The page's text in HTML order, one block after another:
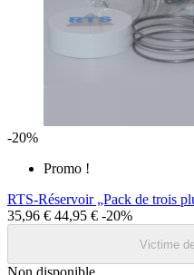
-20%
Promo !
RTS-Réservoir „Pack de trois
35,96 € 44,95 € -20%
Victime
Non disponible